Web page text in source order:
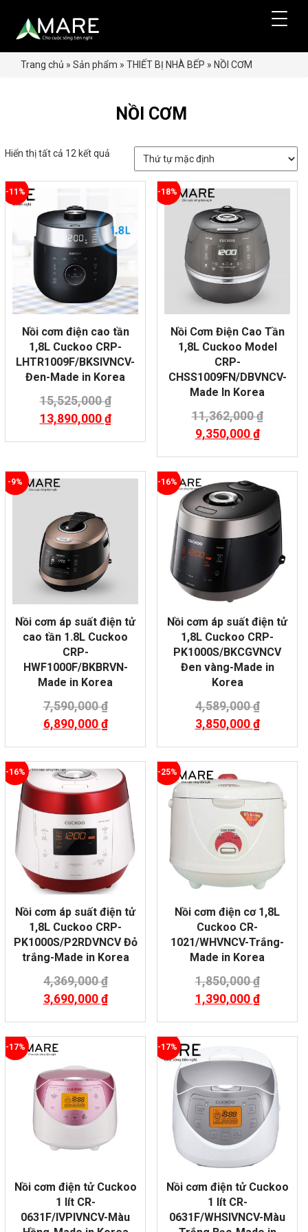
Trang chủ » Sản phẩm » THIẾT BỊ NHÀ BẾP » NỒI CƠM
NỒI CƠM
Hiển thị tất cả 12 kết quả
-11%
Nồi cơm điện cao tần
1,8L Cuckoo CRP-
LHTR1009F/BKSIVNCV-
Đen-Made in Korea
15,525,000₫
13,890,000 ₫
-18%
Nồi Cơm Điện Cao Tần
1,8L Cuckoo Model
CRP-
CHSS1009FN/DBVNCV-
Made In Korea
11,362,000₫
9,350,000 ₫
-9%
Nồi cơm áp suất điện tử
cao tần 1.8L Cuckoo
CRP-
HWF1000F/BKBRVN-
Made in Korea
7,590,000₫
6,890,000 ₫
-16%
Nồi cơm áp suất điện tử
1,8L Cuckoo CRP-
PK1000S/BKCGVNCV
Đen vàng-Made in
Korea
4,589,000₫
3,850,000 ₫
-16%
Nồi cơm áp suất điện tử
1,8L Cuckoo CRP-
PK1000S/P2RDVNCV Đỏ
trắng-Made in Korea
4,369,000₫
3,690,000 ₫
-25%
Nồi cơm điện cơ 1,8L
Cuckoo CR-
1021/WHVNCV-Trắng-
Made in Korea
1,850,000₫
1,390,000 ₫
-17%
Nồi cơm điện tử Cuckoo
1 lít CR-
0631F/IVPIVNCV-Màu
-17%
Nồi cơm điện tử Cuckoo
1 lít CR-
0631F/WHSIVNCV-Màu